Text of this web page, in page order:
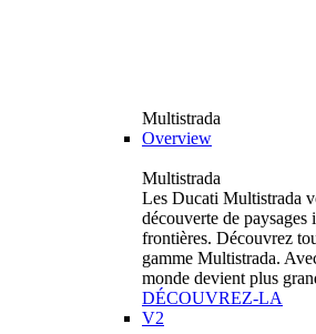
Multistrada
Overview
Multistrada
Les Ducati Multistrada
découverte de paysages
frontières. Découvrez
gamme Multistrada.
monde devient plus
DÉCOUVREZ-LA
V2